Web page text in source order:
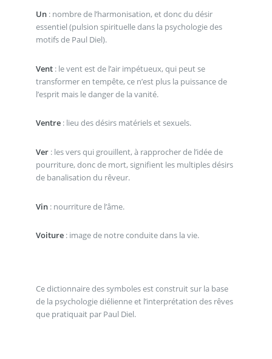
Un: nombre de l’harmonisation, et donc du désir
essentiel (pulsion spirituelle dans la psychologie des
motifs de Paul Diel).
Vent: le vent est de l’air impétueux, qui peut se
transformer en tempête, ce n’est plus la puissance de
l’esprit mais le danger de la vanité.
Ventre: lieu des désirs matériels et sexuels.
Ver: les vers qui grouillent, à rapprocher de l’idée de
pourriture, donc de mort, signifient les multiples désirs
de banalisation du rêveur.
Vin: nourriture de l’âme.
Voiture: image de notre conduite dans la vie.
Ce dictionnaire des symboles est construit sur la base
de la psychologie diélienne et l’interprétation des rêves
que pratiquait par Paul Diel.